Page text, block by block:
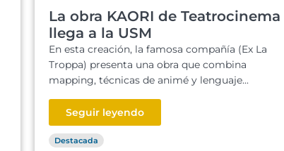
La obra KAORI de Teatrocinema
llega a la USM
En esta creación, la famosa compañía (Ex La
Troppa) presenta una obra que combina
mapping, técnicas de animé y lenguaje...
Seguir leyendo
Destacada